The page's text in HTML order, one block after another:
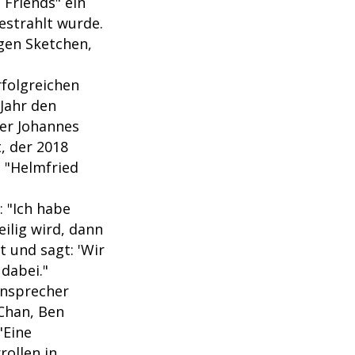
wurde.
Sketchen,
den
Johannes
der 2018
"Helmfried
"Ich habe
wird, dann
und sagt: 'Wir
Ben